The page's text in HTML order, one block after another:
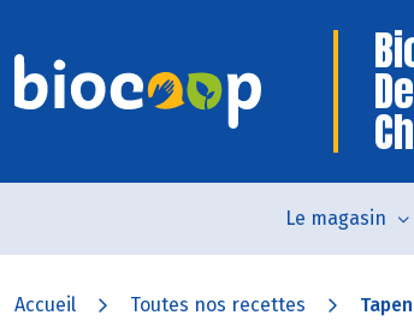
Le magasin
Accueil Toutes nos recettes